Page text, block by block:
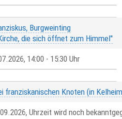
Burgweinting
die sich öffnet zum Himmel"
14:00 - 15:30 Uhr
franziskanischen Knoten (in
Uhrzeit wird noch